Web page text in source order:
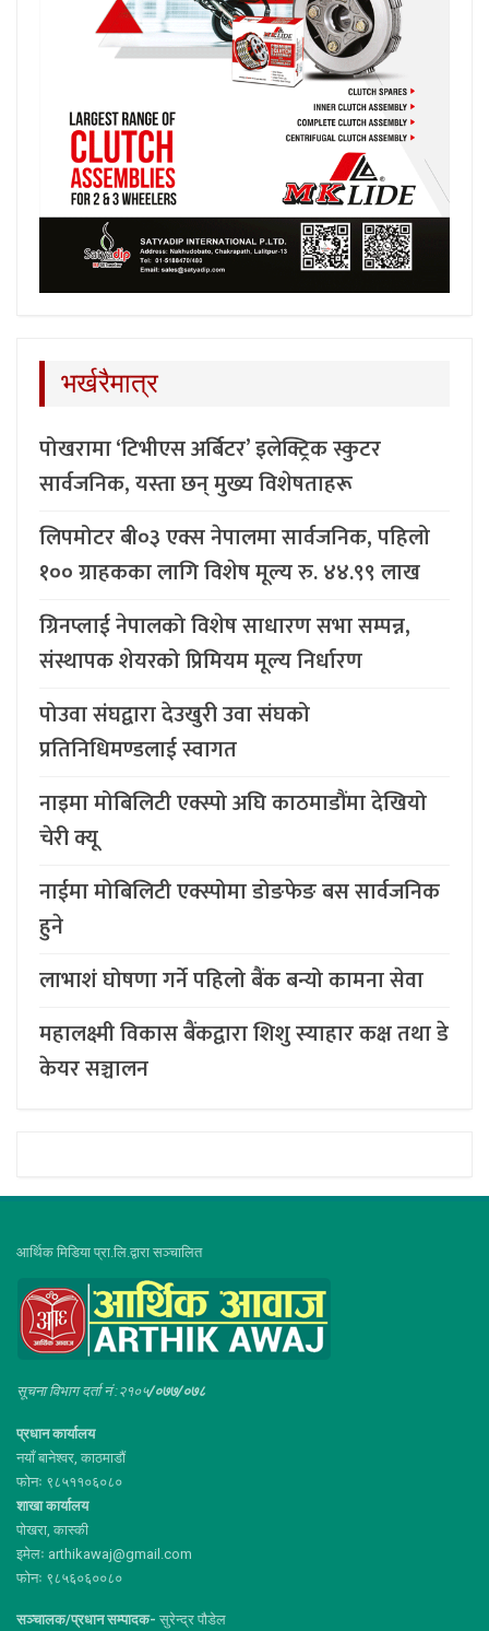
भर्खरैमात्र
पोखरामा ‘टिभीएस अर्बिटर’ इलेक्ट्रिक स्कुटर
सार्वजनिक, यस्ता छन् मुख्य विशेषताहरू
लिपमोटर बी०३ एक्स नेपालमा सार्वजनिक, पहिलो
१०० ग्राहकका लागि विशेष मूल्य रु. ४४.९९ लाख
ग्रिनप्लाई नेपालको विशेष साधारण सभा सम्पन्न,
संस्थापक शेयरको प्रिमियम मूल्य निर्धारण
पोउवा संघद्वारा देउखुरी उवा संघको
प्रतिनिधिमण्डलाई स्वागत
नाइमा मोबिलिटी एक्स्पो अघि काठमाडौंमा देखियो
चेरी क्यू
नाईमा मोबिलिटी एक्स्पोमा डोङफेङ बस सार्वजनिक
हुने
लाभाशं घोषणा गर्ने पहिलो बैंक बन्यो कामना सेवा
महालक्ष्मी विकास बैंकद्वारा शिशु स्याहार कक्ष तथा डे
केयर सञ्चालन
आर्थिक मिडिया प्रा.लि.द्वारा सञ्चालित
सूचना विभाग दर्ता नं :२१०५/०७७/०७८
प्रधान कार्यालय
नयाँ बानेश्वर, काठमाडौं
फोनः ९८५११०६०८०
शाखा कार्यालय
पोखरा, कास्की
इमेलः arthikawaj@gmail.com
फोनः ९८५६०६००८०
सञ्चालक/प्रधान सम्पादक- सुरेन्द्र पौडेल